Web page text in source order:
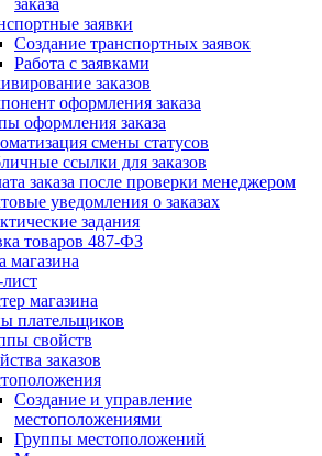
заказа
заявки
Создание транспортных заявок
Работа с заявками
заказов
оформления заказа
оформления заказа
смены статусов
ссылки для заказов
заказа после проверки менеджером
уведомления о заказах
задания
товаров 487-ФЗ
магазина
магазина
плательщиков
свойств
заказов
Создание и управление
местоположениями
Группы местоположений